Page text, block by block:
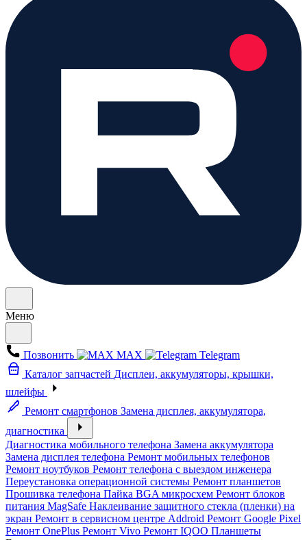
Меню
Позвонить MAX
Telegram
Каталог запчастей Дисплеи, аккумуляторы, крышки,
шлейфы
Ремонт смартфонов Замена дисплея, аккумулятора,
диагностика
Диагностика мобильного телефона Замена аккумулятора
Замена дисплея телефона Ремонт мобильных телефонов
Ремонт ноутбуков Ремонт телефона с выездом инженера
Переустановка операционной системы Ремонт планшетов
Прошивка телефона Пайка BGA микросхем Ремонт блоков
питания MagSafe Наклеивание защитного стекла (пленки) на
экран Ремонт в сервисном центре Addroid Ремонт Google Pixel
Ремонт OnePlus Ремонт Vivo Ремонт IQOO Планшеты